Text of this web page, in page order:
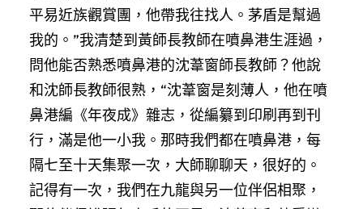
平易近族觀賞團，他帶我往找人。茅盾是幫過
我的。”我清楚到黃師長教師在噴鼻港生涯過，
問他能否熟悉噴鼻港的沈葦窗師長教師？他說
和沈師長教師很熟，“沈葦窗是刻薄人，他在噴
鼻港編《年夜成》雜志，從編纂到印刷再到刊
行，滿是他一小我。那時我們都在噴鼻港，每
隔七至十天集聚一次，大師聊聊天，很好的。
記得有一次，我們在九龍與另一位伴侶相聚，